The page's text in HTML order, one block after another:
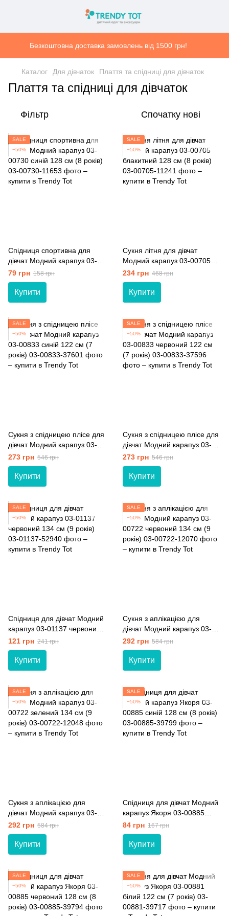
Безкоштовна доставка замовлень від 1500 грн!
Каталог Для дівчаток Плаття та спідниці для дівчаток
Плаття та спідниці для дівчаток
Фільтр Спочатку нові
SALE
−50%
Спідниця спортивна для
дівчат Модний карапуз 03-
00730 синій 128 см (8 років)
79 грн 158 грн
Купити
SALE
−50%
Сукня літня для дівчат
Модний карапуз 03-00705
блакитний 128 см (8 років)
234 грн 468 грн
Купити
SALE
−50%
Сукня з спідницею плісе для
дівчат Модний карапуз 03-
00833 синій 122 см (7 років)
273 грн 546 грн
Купити
SALE
−50%
Сукня з спідницею плісе для
дівчат Модний карапуз 03-
00833 червоний 122 см (7
років)
273 грн 546 грн
Купити
SALE
−50%
Спідниця для дівчат Модний
карапуз 03-01137 червоний
134 см (9 років)
121 грн 241 грн
Купити
SALE
−50%
Сукня з аплікацією для
дівчат Модний карапуз 03-
00722 червоний 134 см (9
років)
292 грн 584 грн
Купити
SALE
−50%
Сукня з аплікацією для
дівчат Модний карапуз 03-
00722 зелений 134 см (9
років)
292 грн 584 грн
Купити
SALE
−50%
Спідниця для дівчат Модний
карапуз Якоря 03-00885
синій 128 см (8 років)
84 грн 167 грн
Купити
SALE
−50%
SALE
−50%